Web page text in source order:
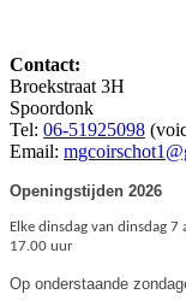
Contact:
Broekstraat 3H
Spoordonk
Tel: 06-51925098
Email:
Openingstijden 2026
Elke dinsdag van dinsdag
17.00 uur
Op onderstaande